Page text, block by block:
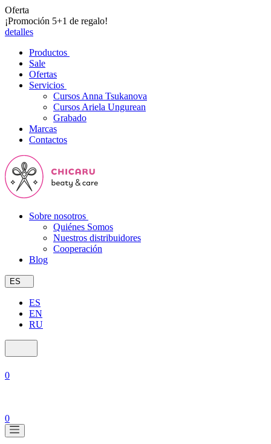
Oferta
¡Promoción 5+1 de regalo!
detalles
Productos
Sale
Ofertas
Servicios
Cursos Anna Tsukanova
Cursos Ariela Ungurean
Grabado
Marcas
Contactos
Sobre nosotros
Quiénes Somos
Nuestros distribuidores
Cooperación
Blog
ES
ES
EN
RU
0
0